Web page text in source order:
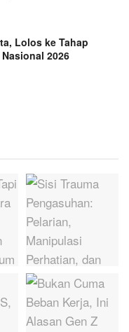
Lolos ke Tahap
2026